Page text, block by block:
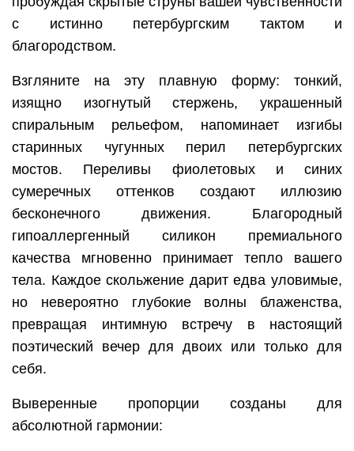
с истинно петербургским тактом и
благородством.
Взгляните на эту плавную форму: тонкий,
изящно изогнутый стержень, украшенный
спиральным рельефом, напоминает изгибы
старинных чугунных перил петербургских
мостов. Переливы фиолетовых и синих
сумеречных оттенков создают иллюзию
бесконечного движения. Благородный
гипоаллергенный силикон премиального
качества мгновенно принимает тепло вашего
тела. Каждое скольжение дарит едва уловимые,
но невероятно глубокие волны блаженства,
превращая интимную встречу в настоящий
поэтический вечер для двоих или только для
себя.
Выверенные пропорции созданы для
абсолютной гармонии: